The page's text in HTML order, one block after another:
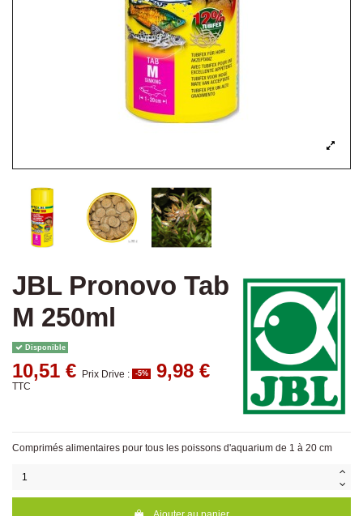
JBL Pronovo Tab
M 250ml
Disponible
10,51 € Prix Drive : -5% 9,98 €
TTC
Comprimés alimentaires pour tous les poissons d'aquarium de 1 à 20 cm